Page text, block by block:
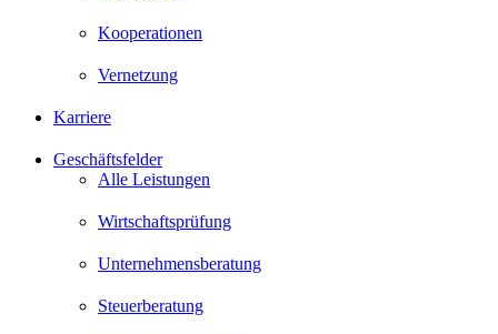
Kooperationen
Vernetzung
Karriere
Geschäftsfelder
Alle Leistungen
Wirtschaftsprüfung
Unternehmensberatung
Steuerberatung